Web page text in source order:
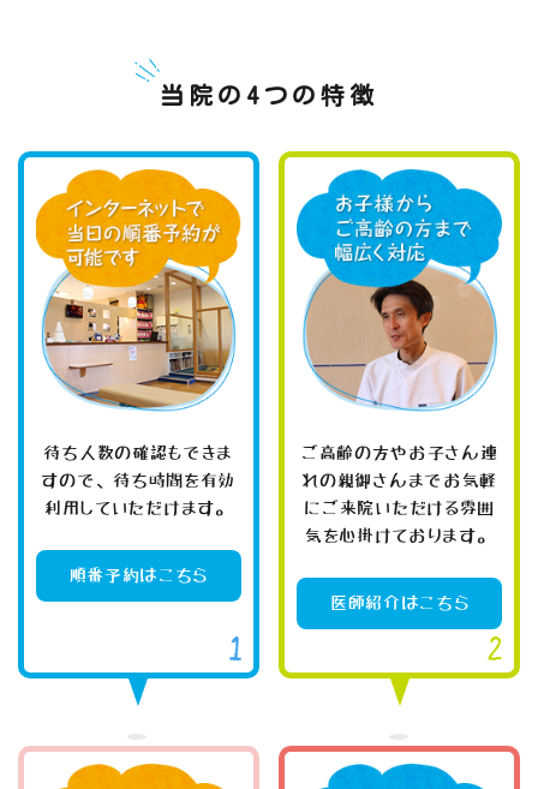
当院の4つの特徴
待ち人数の確認もできま
すので、待ち時間を有効
利用していただけます。
順番予約はこちら
ご高齢の方やお子さん連
れの親御さんまでお気軽
にご来院いただける雰囲
気を心掛けております。
医師紹介はこちら